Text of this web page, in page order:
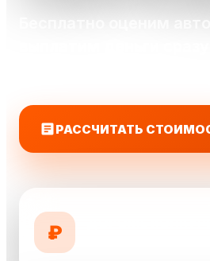
Бесплатно оценим
РАССЧИТАТЬ
₽